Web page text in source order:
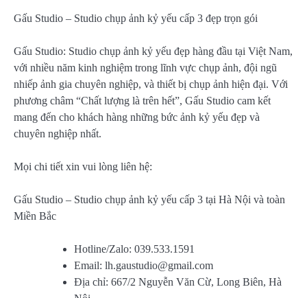
Gấu Studio – Studio chụp ảnh kỷ yếu cấp 3 đẹp trọn gói
Gấu Studio: Studio chụp ảnh kỷ yếu đẹp hàng đầu tại Việt Nam,
với nhiều năm kinh nghiệm trong lĩnh vực chụp ảnh, đội ngũ
nhiếp ảnh gia chuyên nghiệp, và thiết bị chụp ảnh hiện đại. Với
phương châm “Chất lượng là trên hết”, Gấu Studio cam kết
mang đến cho khách hàng những bức ảnh kỷ yếu đẹp và
chuyên nghiệp nhất.
Mọi chi tiết xin vui lòng liên hệ:
Gấu Studio – Studio chụp ảnh kỷ yếu cấp 3 tại Hà Nội và toàn
Miền Bắc
Hotline/Zalo: 039.533.1591
Email: lh.gaustudio@gmail.com
Địa chỉ: 667/2 Nguyễn Văn Cừ, Long Biên, Hà